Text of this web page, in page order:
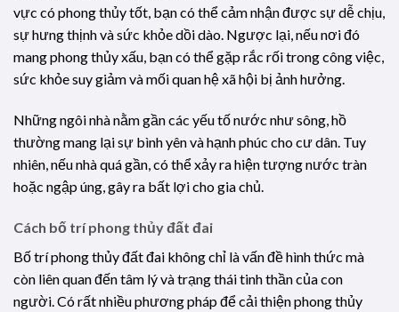
vực có phong thủy tốt, bạn có thể cảm nhận được sự dễ chịu,
sự hưng thịnh và sức khỏe dồi dào. Ngược lại, nếu nơi đó
mang phong thủy xấu, bạn có thể gặp rắc rối trong công việc,
sức khỏe suy giảm và mối quan hệ xã hội bị ảnh hưởng.
Những ngôi nhà nằm gần các yếu tố nước như sông, hồ
thường mang lại sự bình yên và hạnh phúc cho cư dân. Tuy
nhiên, nếu nhà quá gần, có thể xảy ra hiện tượng nước tràn
hoặc ngập úng, gây ra bất lợi cho gia chủ.
Cách bố trí phong thủy đất đai
Bố trí phong thủy đất đai không chỉ là vấn đề hình thức mà
còn liên quan đến tâm lý và trạng thái tinh thần của con
người. Có rất nhiều phương pháp để cải thiện phong thủy